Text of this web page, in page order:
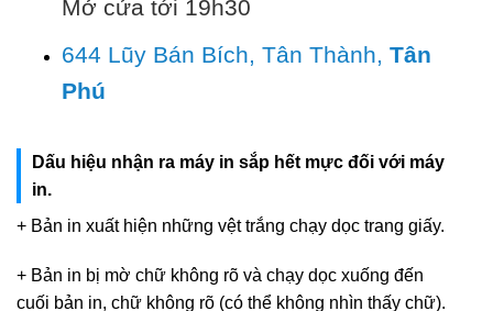
Mở cửa tới 19h30
644 Lũy Bán Bích, Tân Thành, Tân
Phú
Dấu hiệu nhận ra máy in sắp hết mực đối với máy
in.
+ Bản in xuất hiện những vệt trắng chạy dọc trang giấy.
+ Bản in bị mờ chữ không rõ và chạy dọc xuống đến
cuối bản in, chữ không rõ (có thể không nhìn thấy chữ).